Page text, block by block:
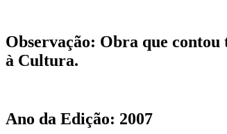
Observação: Obra que contou
à Cultura.
Ano da Edição: 2007